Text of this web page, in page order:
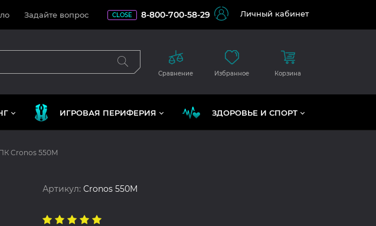
Задайте вопрос CLOSE 8-800-700-58-29 Личный кабинет
Сравнение Избранное Корзина
ИГРОВАЯ ПЕРИФЕРИЯ ЗДОРОВЬЕ И СПОРТ
Cronos 550M
Артикул:Cronos 550M